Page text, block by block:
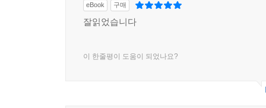
eBook 구매
잘읽었습니다
이 한줄평이 도움이 되었나요?